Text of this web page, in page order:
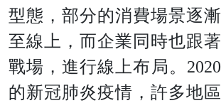
型態，部分的消費場景逐
至線上，而企業同時也跟
戰場，進行線上布局。 2020
的新冠肺炎疫情，許多地